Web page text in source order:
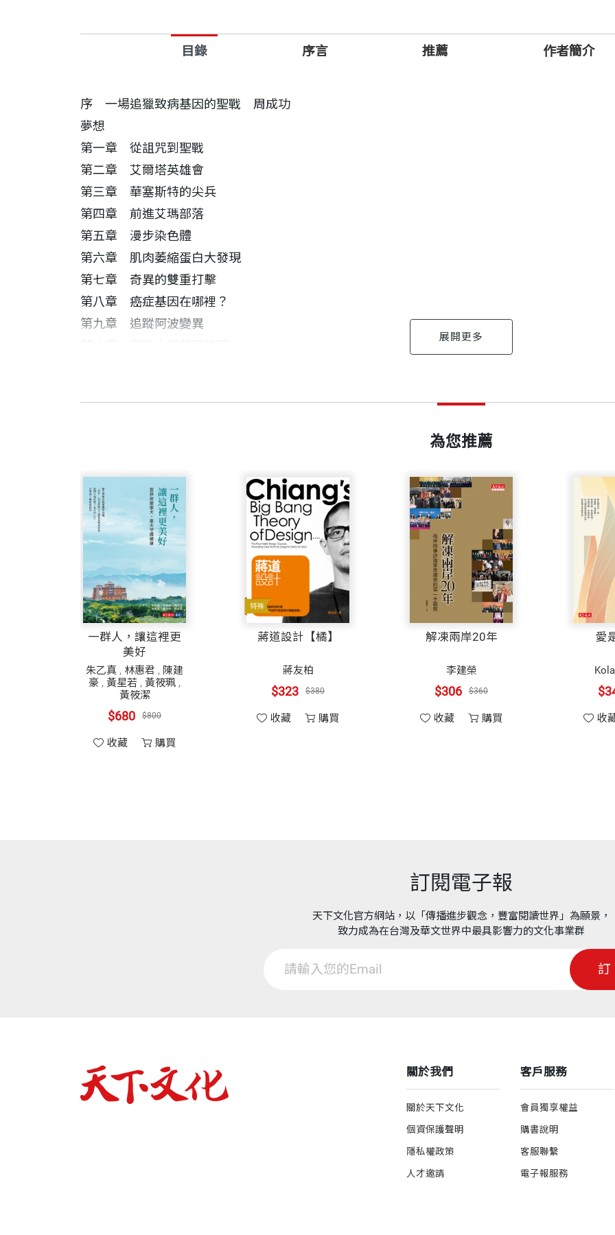
目錄 序言 推薦 作者簡介
序 一場追獵致病基因的聖戰 周成功
夢想
第一章 從詛咒到聖戰
第二章 艾爾塔英雄會
第三章 華塞斯特的尖兵
第四章 前進艾瑪部落
第五章 漫步染色體
第六章 肌肉萎縮蛋白大發現
第七章 奇異的雙重打擊
第八章 癌症基因在哪裡？
第九章 追蹤阿波變異
附 錄
譯後記 從象牙塔到紅塵 楊玉齡
建構生命奧祕的藍圖（基因），全都是以四個字母（A、T、G、C）的密碼形式，儲存在去氧核
變異的蛋白質。如果這些蛋白質正好負責維繫重要的生命活動，而結構上的變異又對蛋白質的功
細胞（生物）根本無法存活下來，我們也就很難再去追溯那些基因變異之所在了。
另一方面，如果這些變異基因所製造的蛋白質，並非維繫生命所必需（像皮膚的顏色等），或是
著遺傳之便保存下來，在一個族羣中造成遺傳基因的多樣性。但是，如果變異剛好會讓某些重要
對生命肇始之初的影響，表面上雖看不出來，但會隨著個體的發育成長而逐漸呈現病徵；那麼，
所謂的遺傳性疾病了。
遺傳性疾病既然是由病變的基因所產生，理論上來說，我們只要找出是哪些基因發生了變異，不
時也為治療或是預防，提供了重要的線索。但是我們每個人身上都有五萬到十萬個基因，一共大
「基因工程」利器
這本書裏充滿了逸事、傳記和科學的解說。作者引領我們周遊於一些溫馨的人物和故事中，去體
病患家屬焦慮、急欲得知病因的心情。艱澀難懂的分子生物學原理，都在作者流暢的文筆下，一
本書對台灣的讀者還有另外一層的提示，就是讓我們看到在一個成熟、多元代的社會中，民間社
過國會運作來改變政府的政策，更重要的是，它本身就可以主動地去推展一些工作。像書中著墨
斯（Howard Hughes, 1905 - 1976）是美國著名的神祕富豪，他去世時將絕大部分財產（休斯飛
推動醫學研究之用。這筆總值超過五十億美金的捐款，很快地就成了美國政府以外，主導美國基
數參與「追獵致病基因」的科學家，都是在休斯醫學研究所中從事研究的！
華爾街日報資深記者，資歷超過三十年，是該報醫學、科技議題的主筆，曾多次獲得新聞報導桂
華爾街日報記者，資歷逾十年，主跑醫學、公共衛生及製藥工業的路線。 瓦德霍茲因與畢修普聯
社內之頭版系列報導獎。這項肯定，促使兩人再度攜手，撰成本書。
楊玉齡 譯者
輔仁大學生物系畢業。曾任《牛頓》雜誌副總編輯、《天下》雜誌資深文稿編輯。目前為自由撰
著作《肝炎聖戰》（與羅時成合著）榮獲第一屆吳大猷科普創作首獎金籤獎、《台灣蛇毒傳奇》
太陽獎。
譯作《生物圈的未來》獲第二屆吳大猷科普譯作首獎金籤獎、《消失的湯匙》獲第六屆吳大猷科
吳大猷科普譯作佳作獎、《小提琴家的大姆指》獲第七屆吳大猷科普譯作佳作獎、《雁鵝與勞倫
另著有《一代醫人杜聰明》；譯有《基因聖戰》、《大腦開竅手冊》、《幻覺》等數十冊（以上
書號 BCS017A
出版社
裝幀 平裝
開本 14.8x20.5cm
印刷規格 黑白
為您推薦
一群人，讓這裡更
美好
朱乙真 , 林惠君 , 陳建
豪 , 黃星若 , 黃筱珮 ,
黃筱潔
$680 $800
收藏 購買
蔣道設計【橘】
蔣友柏
$323 $380
收藏 購買
解凍兩岸20年
李建榮
$306 $360
收藏 購買
愛
收
訂閱電子報
天下文化官方網站，以「傳播進步觀念，豐富閱讀世界」為願景，
致力成為在台灣及華文世界中最具影響力的文化事業群
關於我們
關於天下文化
個資保護聲明
隱私權政策
人才邀請
客戶服務
會員獨享權益
購書說明
客服聯繫
電子報服務